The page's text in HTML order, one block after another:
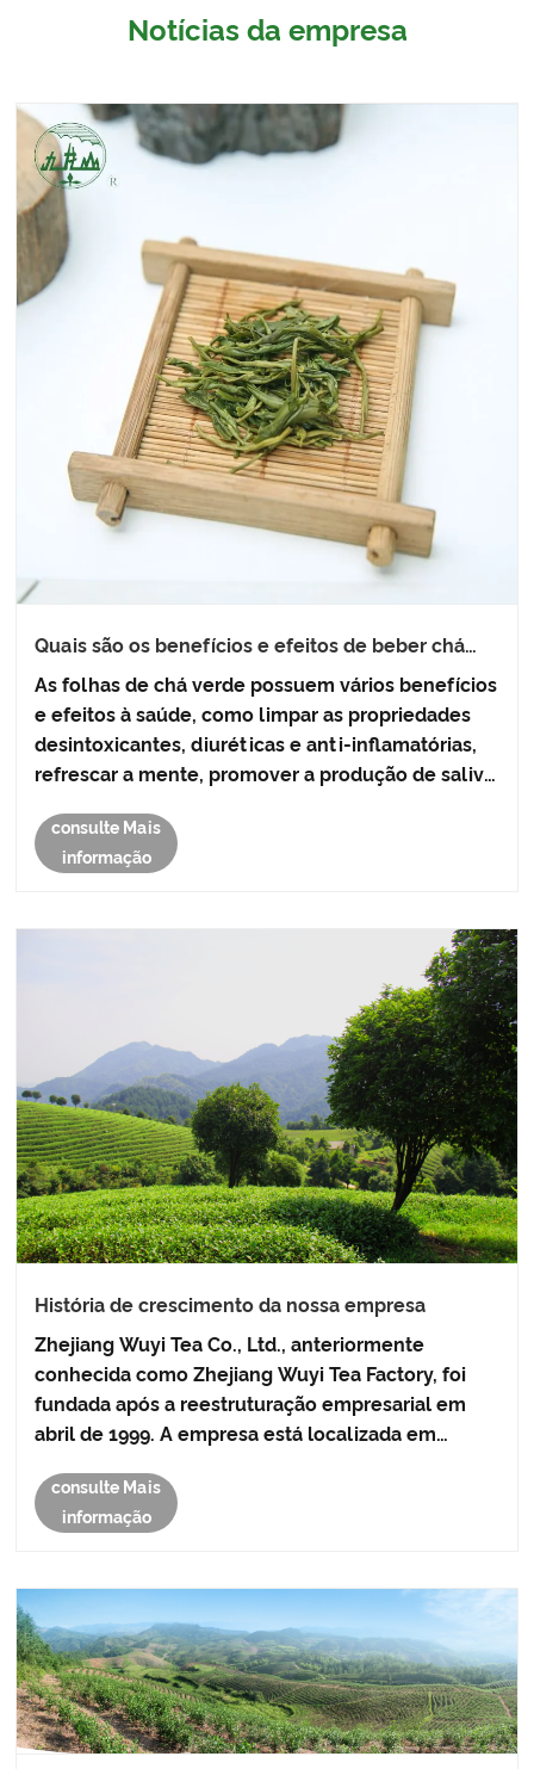
Notícias da empresa
Quais são os benefícios e efeitos de beber chá
As folhas de chá verde possuem vários benefícios
e efeitos à saúde, como limpar as propriedades
desintoxicantes, diuréticas e anti-inflamatórias,
refrescar a mente, promover a produção de saliva
consulte Mais
informação
História de crescimento da nossa empresa
Zhejiang Wuyi Tea Co., Ltd., anteriormente
conhecida como Zhejiang Wuyi Tea Factory, foi
fundada após a reestruturação empresarial em
abril de 1999. A empresa está localizada em
Zhejiang.
consulte Mais
informação